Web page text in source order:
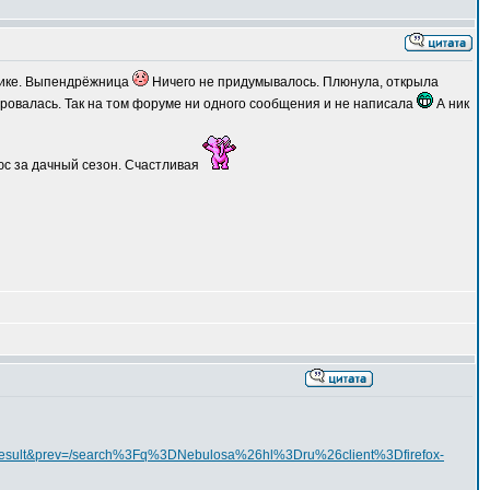
Выпендрёжница
Ничего не придумывалось. Плюнула, открыла
Так на том форуме ни одного сообщения и не написала
А ник
за дачный сезон. Счастливая
search%3Fq%3DNebulosa%26hl%3Dru%26client%3Dfirefox-